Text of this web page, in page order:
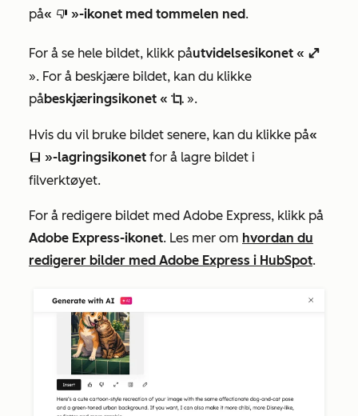
på« thumbsDownIcon »-ikonet med tommelen ned.
For å se hele bildet, klikk påutvidelsesikonet « enlarge
». For å beskjære bildet, kan du klikke
påbeskjæringsikonet « cropIcon ».
Hvis du vil bruke bildet senere, kan du klikke på«
saveEditableViewIcon »-lagringsikonet for å lagre bildet i
filverktøyet.
For å redigere bildet med Adobe Express, klikk på
Adobe Express-ikonet. Les mer om hvordan du
redigerer bilder med Adobe Express i HubSpot.